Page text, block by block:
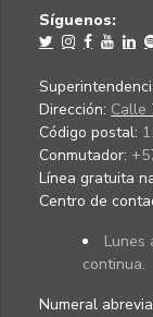
Síguenos:
Dirección: Calle
Código postal:
Conmutador:
Línea gratuita
Centro de
Lunes
continua.
Numeral